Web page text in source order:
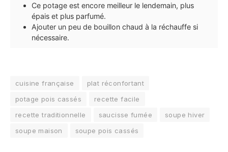
Ce potage est encore meilleur le lendemain, plus
épais et plus parfumé.
Ajouter un peu de bouillon chaud à la réchauffe si
nécessaire.
cuisine française
plat réconfortant
potage pois cassés
recette facile
recette traditionnelle
saucisse fumée
soupe hiver
soupe maison
soupe pois cassés